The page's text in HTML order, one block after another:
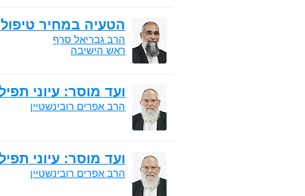
הטעיה במחיר טיפול
הרב גבריאל סרף
ראש הישיבה
ועד מוסר: עיוני תפילה
הרב אפרים רובינשטיין
ועד מוסר: עיוני תפילה
הרב אפרים רובינשטיין